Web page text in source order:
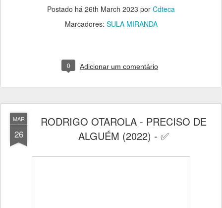
Postado há 26th March 2023 por Cdteca
Marcadores: SULA MIRANDA
0 Adicionar um comentário
MAR
26
RODRIGO OTAROLA - PRECISO DE
ALGUÉM (2022) - ✅